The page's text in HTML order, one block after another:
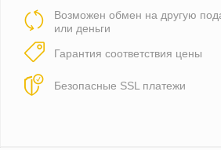
Возможен обмен на другую
или деньги
Гарантия соответствия цены
Безопасные SSL платежи